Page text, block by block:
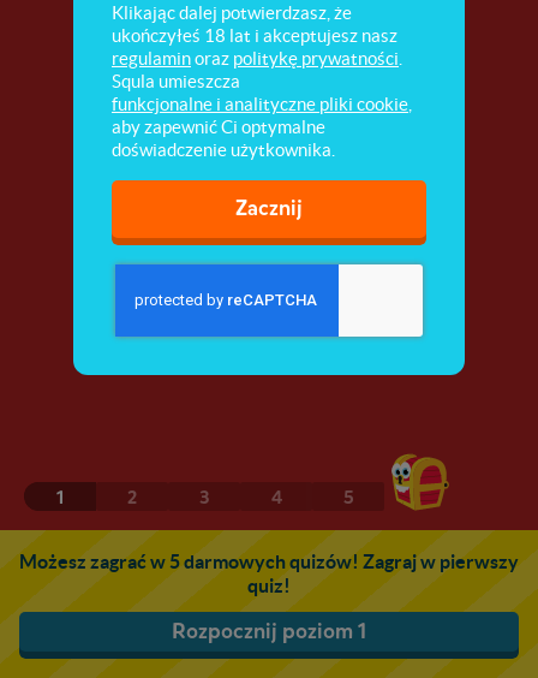
1 2 3 4 5
Możesz zagrać w 5 darmowych quizów! Zagraj w pierwszy
quiz!
Rozpocznij poziom 1
Klikając dalej potwierdzasz, że
ukończyłeś 18 lat i akceptujesz nasz
regulaminoraz politykę prywatności
Squla umieszcza
funkcjonalne i analityczne pliki cookie
aby zapewnić Ci optymalne
doświadczenie użytkownika.
Zacznij